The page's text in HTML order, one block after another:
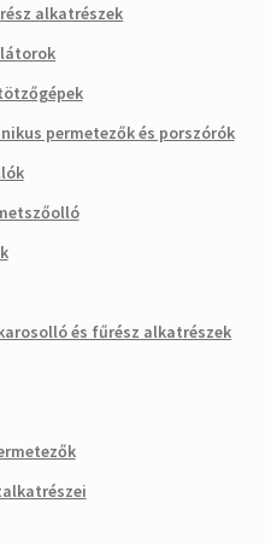
alkatrészek
permetezők és porszórók
és fűrész alkatrészek